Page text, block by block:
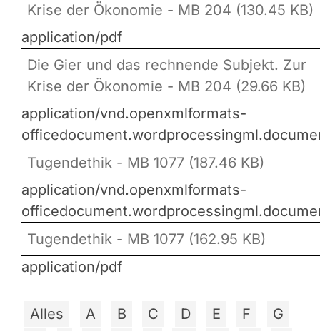
Krise der Ökonomie - MB 204 (130.45 KB)
application/pdf
Die Gier und das rechnende Subjekt. Zur
Krise der Ökonomie - MB 204 (29.66 KB)
application/vnd.openxmlformats-
Tugendethik - MB 1077 (187.46 KB)
application/vnd.openxmlformats-
Tugendethik - MB 1077 (162.95 KB)
application/pdf
Alles A B C D E F
G